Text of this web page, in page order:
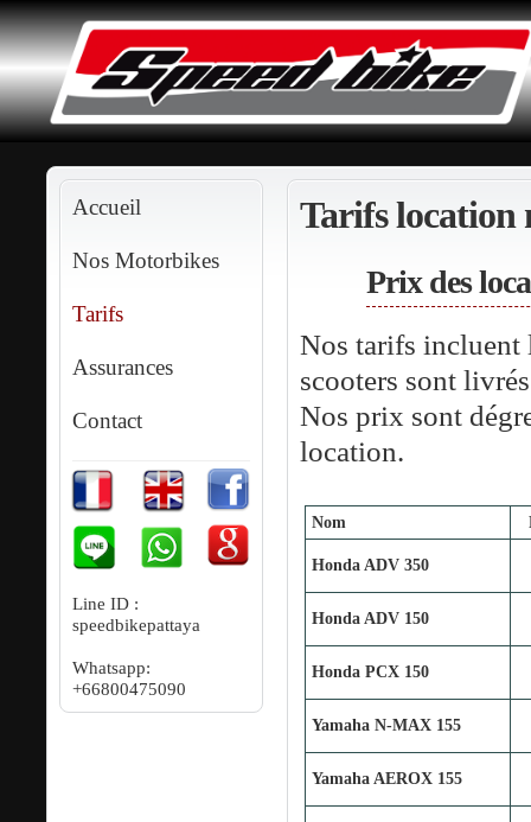
Accueil
Nos Motorbikes
Tarifs
Assurances
Contact
Line ID :
speedbikepattaya
Whatsapp:
+66800475090
Tarifs location
Prix des
Nos tarifs incluent
scooters sont
Nos prix sont
location.
Nom
Honda ADV 350
Honda ADV 150
Honda PCX 150
Yamaha N‐MAX 155
Yamaha AEROX 155